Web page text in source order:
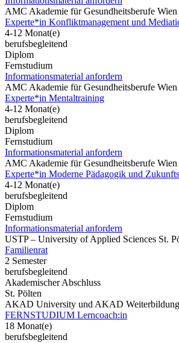
AMC Akademie für Gesundheitsberufe Wien
Experte*in Konfliktmanagement und
4-12 Monat(e)
berufsbegleitend
Diplom
Fernstudium
Informationsmaterial anfordern
AMC Akademie für Gesundheitsberufe Wien
Experte*in Mentaltraining
4-12 Monat(e)
berufsbegleitend
Diplom
Fernstudium
Informationsmaterial anfordern
AMC Akademie für Gesundheitsberufe Wien
Experte*in Moderne Pädagogik und
4-12 Monat(e)
berufsbegleitend
Diplom
Fernstudium
Informationsmaterial anfordern
USTP – University of Applied Sciences St.
Familienrat
2 Semester
berufsbegleitend
Akademischer Abschluss
St. Pölten
AKAD University und AKAD Weiterbildung
FERNSTUDIUM Lerncoach:in
18 Monat(e)
berufsbegleitend